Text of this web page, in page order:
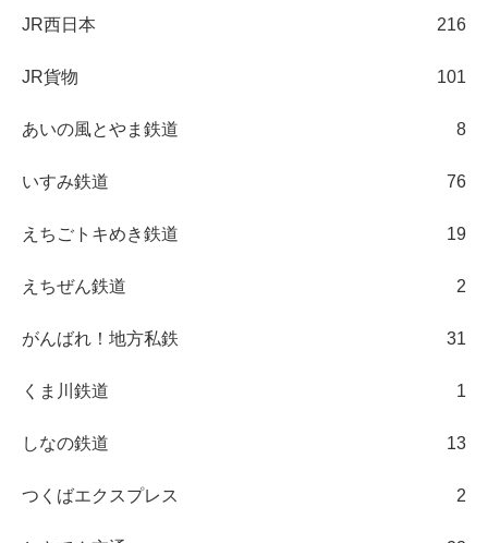
JR西日本 216
JR貨物 101
あいの風とやま鉄道 8
いすみ鉄道 76
えちごトキめき鉄道 19
えちぜん鉄道 2
がんばれ！地方私鉄 31
くま川鉄道 1
しなの鉄道 13
つくばエクスプレス 2